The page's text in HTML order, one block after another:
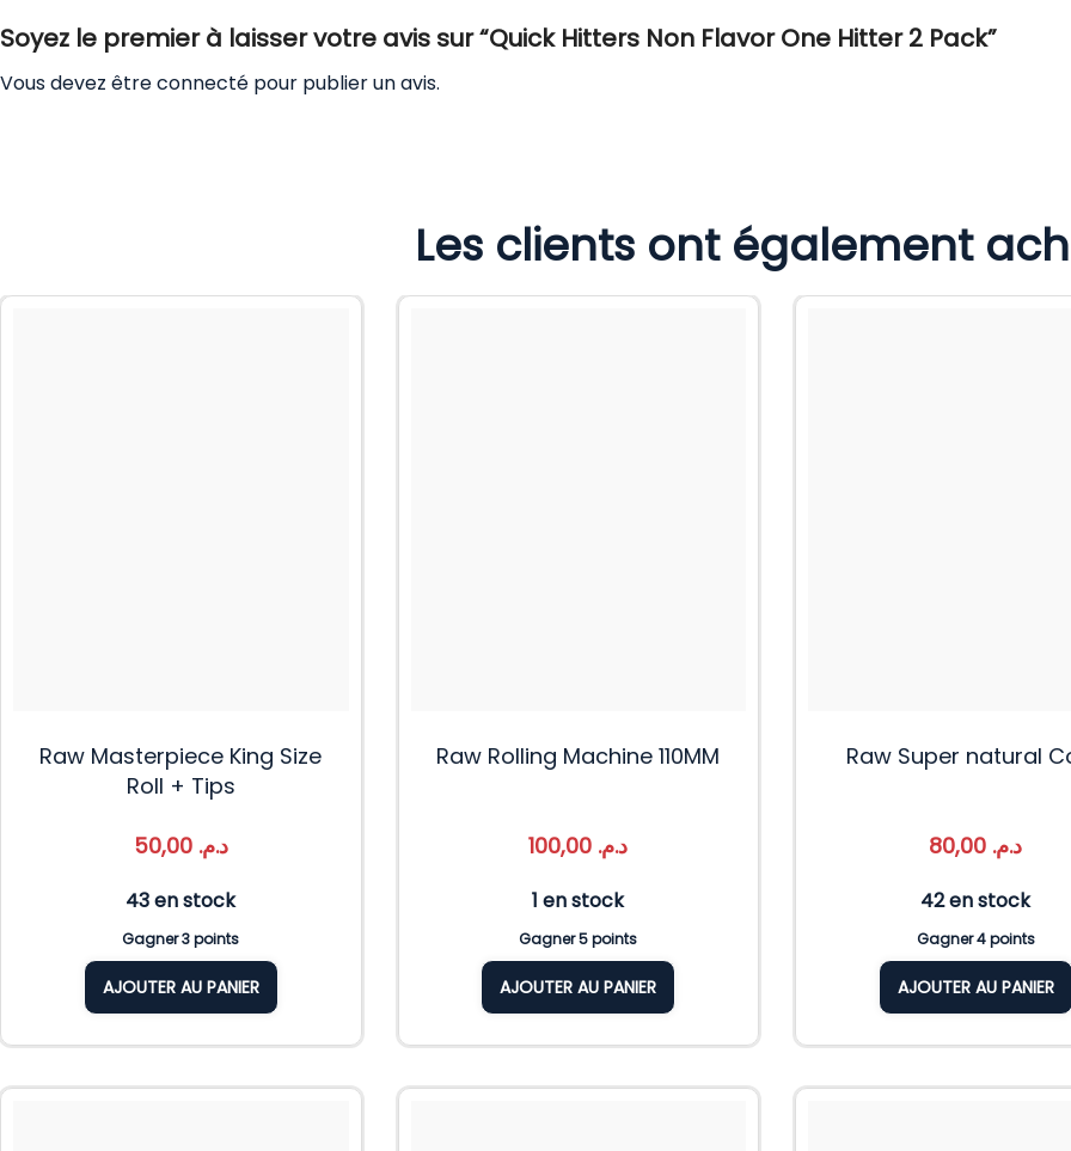
Soyez le premier à laisser votre avis sur “Quick Hitters Non Flavor One Hitter 2 Pack”
Vous devez êtreconnecté pour publier un avis.
Les clients ont également
Raw Masterpiece King Size
Roll + Tips
د.م. 50,00
43 en stock
Gagner 3 points
AJOUTER AU PANIER
Raw Rolling Machine 110MM
د.م.
1 en stock
Gagner 5 points
AJOUTER AU PANIER
Raw Super natural
د.م.
42 en stock
Gagner 4 points
AJOUTER AU PANIER